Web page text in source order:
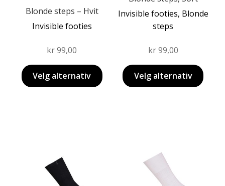
Blonde steps – Hvit
Invisible footies
kr99,00
Velg alternativ
produktsiden
Invisible footies, Blonde
steps
kr99,00
Velg alternativ
flere
varianter.
har
flere
varianter.